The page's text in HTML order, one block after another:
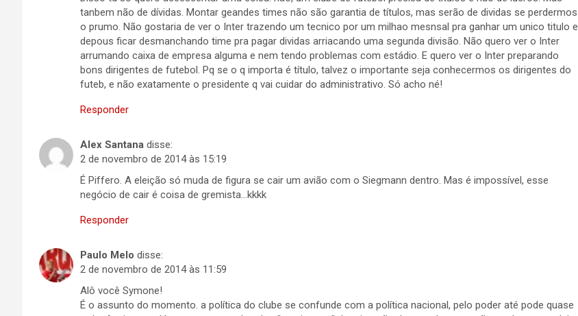
tanbem não de dívidas. Montar geandes times não são garantia de títulos, mas serão de dividas se perdermos
o prumo. Não gostaria de ver o Inter trazendo um tecnico por um milhao mesnsal pra ganhar um unico titulo e
depous ficar desmanchando time pra pagar dividas arriacando uma segunda divisão. Não quero ver o Inter
arrumando caixa de empresa alguma e nem tendo problemas com estádio. E quero ver o Inter preparando
bons dirigentes de futebol. Pq se o q importa é título, talvez o importante seja conhecermos os dirigentes do
futeb, e não exatamente o presidente q vai cuidar do administrativo. Só acho né!
Responder
Alex Santana disse:
2 de novembro de 2014 às 15:19
É Piffero. A eleição só muda de figura se cair um avião com o Siegmann dentro. Mas é impossível, esse
negócio de cair é coisa de gremista…kkkk
Responder
Paulo Melo disse:
2 de novembro de 2014 às 11:59
Alô você Symone!
É o assunto do momento. a política do clube se confunde com a política nacional, pelo poder até pode quase